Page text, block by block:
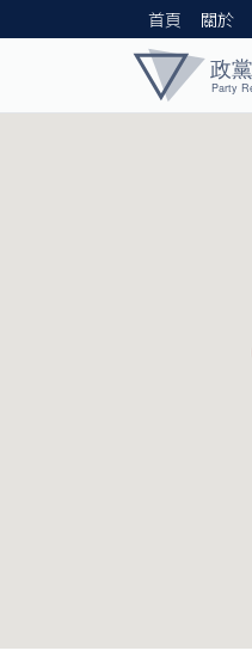
首頁 關於